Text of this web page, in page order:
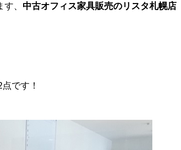
、 中古オフィス家具販売のリスタ札幌店
です！